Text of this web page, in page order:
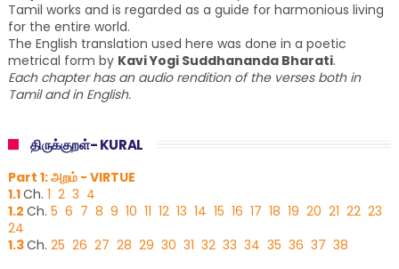
Tamil works and is regarded as a guide for harmonious living
for the entire world.
The English translation used here was done in a poetic
metrical form by Kavi Yogi Suddhananda Bharati.
Each chapter has an audio rendition of the verses both in
Tamil and in English.
திருக்குறள்- KURAL
Part 1: அறம் - VIRTUE
1.1Ch. 1 2 3 4
1.2 Ch. 5 6 7 8 9 10 11 12 13 14 15 16 17 18 19 20 21 22 23
24
1.3Ch. 25 26 27 28 29 30 31 32 33 34 35 36 37 38